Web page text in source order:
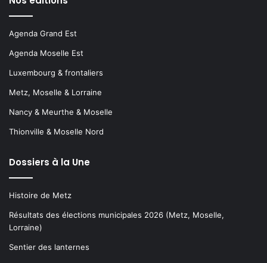
Agenda Grand Est
Agenda Moselle Est
Luxembourg & frontaliers
Metz, Moselle & Lorraine
Nancy & Meurthe & Moselle
Thionville & Moselle Nord
Dossiers à la Une
Histoire de Metz
Résultats des élections municipales 2026 (Metz, Moselle,
Lorraine)
Sentier des lanternes